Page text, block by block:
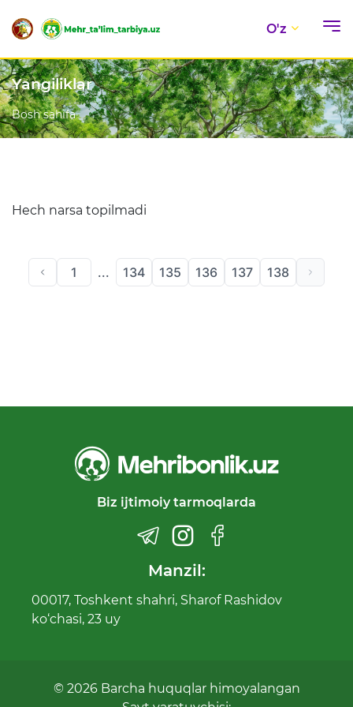
O'z
Yangiliklar
Bosh sahifa
Hech narsa topilmadi
1 ... 134 135 136 137 138
Biz ijtimoiy tarmoqlarda
Manzil:
00017, Toshkent shahri, Sharof Rashidov
ko‘chasi, 23 uy
© 2026 Barcha huquqlar himoyalangan